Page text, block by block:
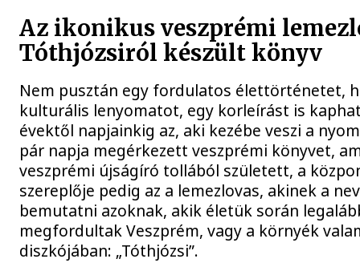
Az ikonikus veszprémi
Tóthjózsiról készült könyv
Nem pusztán egy fordulatos élettörténetet,
kulturális lenyomatot, egy korleírást is
évektől napjainkig az, aki kezébe veszi a
pár napja megérkezett veszprémi könyvet,
veszprémi újságíró tollából született, a
szereplője pedig az a lemezlovas, akinek a
bemutatni azoknak, akik életük során
megfordultak Veszprém, vagy a környék
diszkójában: „Tóthjózsi”.